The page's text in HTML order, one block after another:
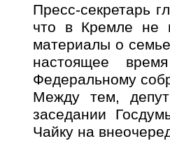
Пресс-секретарь
что в Кремле не
материалы о
настоящее
Федеральному
Между тем,
заседании
Чайку на